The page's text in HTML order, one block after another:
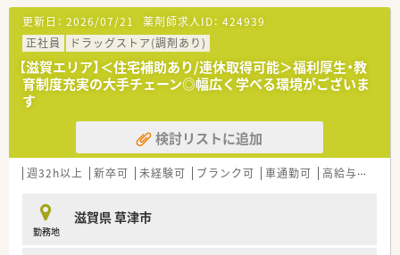
【募集背景と求める人物像について】
■事業拡大に伴う増員のための募集であり、地域医療の質をさら
に高めていくために新たな薬剤師の方を急募しております。
■20～40代の若手や中堅層が中心となって活躍しており、周囲
と円滑に連携しながら誠実に仕事ができる方を求めます。
■一社に3年以上在籍した経験のある方を歓迎しており、長期的
【想定される業務内容】
■処方箋に基づく調剤や監査、服薬指導を中心に、在宅医療サー
ビスやOTC医薬品のカウンセリング販売まで幅広く担当しま
誤を未然に防ぎながら安全かつ正確に作業を進めることが可能
更新日： 2026/07/21 薬剤師求人ID： 424939
正社員
ドラッグストア(調剤あり)
【滋賀エリア】＜住宅補助あり/連休取得可能＞福利厚生・教
育制度充実の大手チェーン◎幅広く学べる環境がございま
す
検討リストに追加
週32h以上 新卒可 未経験可 ブランク可 車通勤可 高給与(600万円以上)
勤務地
滋賀県 草津市